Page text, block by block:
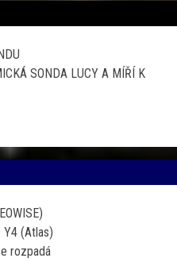
SONDA LUCY A MÍŘÍ K
(Atlas)
rozpadá